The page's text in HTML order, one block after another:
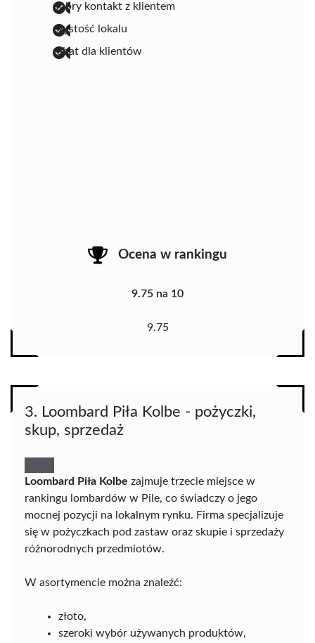
dobry kontakt z klientem
czystość lokalu
rabat dla klientów
Ocena w rankingu
9.75 na 10
9.75
3. Loombard Piła Kolbe - pożyczki,
skup, sprzedaż
Loombard Piła Kolbe zajmuje trzecie miejsce w
rankingu lombardów w Pile, co świadczy o jego
mocnej pozycji na lokalnym rynku. Firma specjalizuje
się w pożyczkach pod zastaw oraz skupie i sprzedaży
różnorodnych przedmiotów.
W asortymencie można znaleźć:
złoto,
szeroki wybór używanych produktów,